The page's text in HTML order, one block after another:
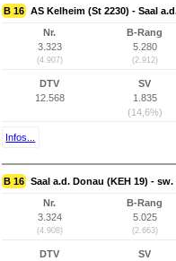
B 16 AS Kelheim (St 2230) - Saal
Nr.
3.323
(4.907)
B-Rang
5.280
(2.912)
DTV
12.568
SV
1.835
(14,6%)
Infos...
B 16 Saal a.d. Donau (KEH 19) -
Nr.
3.324
(4.908)
B-Rang
5.025
(2.663)
DTV
SV